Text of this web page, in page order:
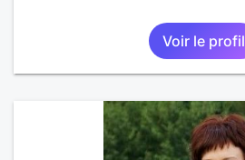
Voir le profil